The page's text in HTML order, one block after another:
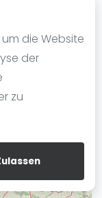
die Website
der
zu